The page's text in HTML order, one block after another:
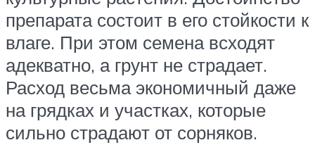
препарата состоит в его стойкости к
влаге. При этом семена всходят
адекватно, а грунт не страдает.
Расход весьма экономичный даже
на грядках и участках, которые
сильно страдают от сорняков.